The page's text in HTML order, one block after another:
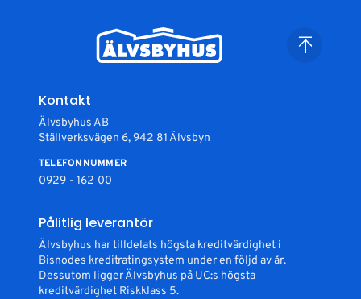
Kontakt
Älvsbyhus AB
Ställverksvägen 6, 942 81 Älvsbyn
TELEFONNUMMER
0929 - 162 00
Pålitlig leverantör
Älvsbyhus har tilldelats högsta kreditvärdighet i
Bisnodes kreditratingsystem under en följd av år.
Dessutom ligger Älvsbyhus på UC:s högsta
kreditvärdighet Riskklass 5.